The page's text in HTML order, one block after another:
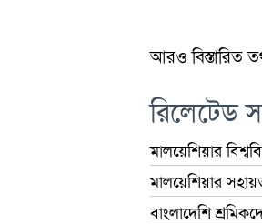
আরও বিস্তারিত
রিলেটেড
মালয়েশিয়ার
মালয়েশিয়ার
বাংলাদেশি